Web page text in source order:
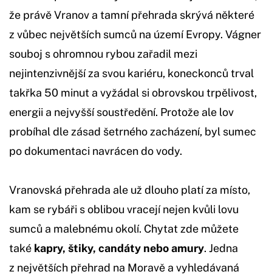
že právě Vranov a tamní přehrada skrývá některé
z vůbec největších sumců na území Evropy. Vágner
souboj s ohromnou rybou zařadil mezi
nejintenzivnější za svou kariéru, koneckonců trval
takřka 50 minut a vyžádal si obrovskou trpělivost,
energii a nejvyšší soustředění. Protože ale lov
probíhal dle zásad šetrného zacházení, byl sumec
po dokumentaci navrácen do vody.
Vranovská přehrada ale už dlouho platí za místo,
kam se rybáři s oblibou vracejí nejen kvůli lovu
sumců a malebnému okolí. Chytat zde můžete
také kapry, štiky, candáty nebo amury. Jedna
z největších přehrad na Moravě a vyhledávaná